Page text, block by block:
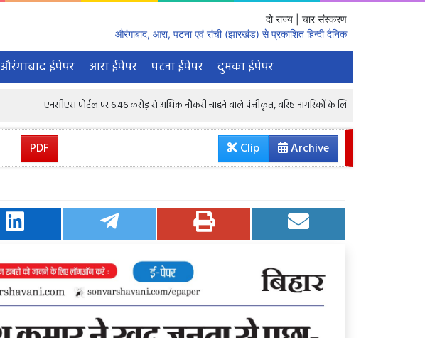
दो राज्य | चार संस्करण
औरंगाबाद, आरा, पटना एवं रांची (झारखंड) से प्रकाशित हिन्दी दैनिक
औरंगाबाद ईपेपर आरा ईपेपर पटना ईपेपर दुमका ईपेपर
एनसीएस पोर्टल पर 6.46 करोड़ से अधिक नौकरी चाहने वाले पंजीकृत, वरिष्ठ नागरिकों के लिए भी 1.68 लाख रिक्तियां : केंद्रीय
PDF Archive
Clip